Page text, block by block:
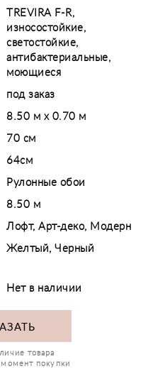
TREVIRA F-R,
износостойкие,
светостойкие,
антибактериальные,
моющиеся
под заказ
8.50 м x 0.70 м
70 см
64см
Рулонные обои
8.50 м
Лофт, Арт-деко, Модерн
Желтый, Черный
Нет в наличии
товара
момент покупки